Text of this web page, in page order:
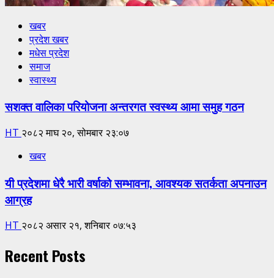
खबर
प्रदेश खबर
मधेस प्रदेश
समाज
स्वास्थ्य
सशक्त वालिका परियोजना अन्तरगत स्वस्थ्य आमा समुह गठन
HT २०८२ माघ २०, सोमबार २३:०७
खबर
यी प्रदेशमा धेरै भारी वर्षाको सम्भावना, आवश्यक सतर्कता अपनाउन
आग्रह
HT २०८२ असार २१, शनिबार ०७:५३
Recent Posts